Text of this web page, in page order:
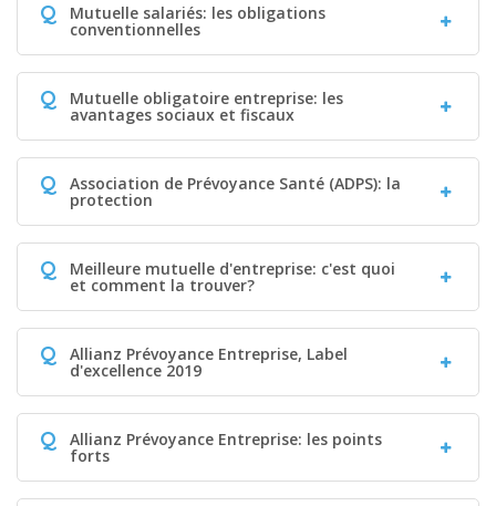
Q Mutuelle salariés: les obligations
conventionnelles
Q Mutuelle obligatoire entreprise: les
avantages sociaux et fiscaux
Q Association de Prévoyance Santé (ADPS): la
protection
Q Meilleure mutuelle d'entreprise: c'est quoi
et comment la trouver?
Q Allianz Prévoyance Entreprise, Label
d'excellence 2019
Q Allianz Prévoyance Entreprise: les points
forts